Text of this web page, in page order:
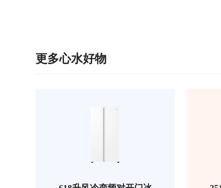
更多心水好物